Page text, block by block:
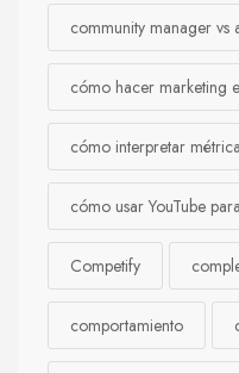
community manager vs
cómo hacer marketing
cómo interpretar
cómo usar YouTube
Competify
comportamiento